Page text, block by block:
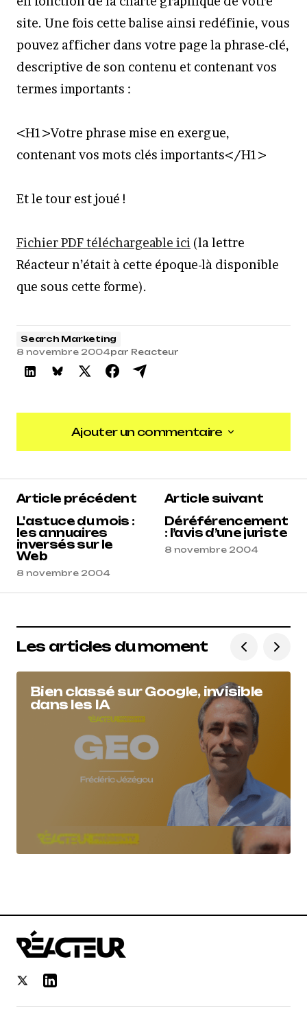
site. Une fois cette balise ainsi redéfinie, vous
pouvez afficher dans votre page la phrase-clé,
descriptive de son contenu et contenant vos
termes importants :
<H1>Votre phrase mise en exergue,
contenant vos mots clés importants</H1>
Et le tour est joué !
Fichier PDF téléchargeable ici (la lettre
Réacteur n’était à cette époque-là disponible
que sous cette forme).
Search Marketing
8 novembre 2004par Reacteur
Ajouter un commentaire
Ajouter un commentaire
Article précédent
L'astuce du mois :
les annuaires
inversés sur le
Web
8 novembre 2004
Article suivant
Déréférencement
: l’avis d’une juriste
8 novembre 2004
Les articles du moment
Bien classé sur Google, invisible
dans les IA